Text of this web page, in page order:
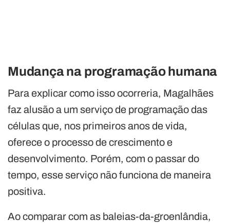
Mudança na programação humana
Para explicar como isso ocorreria, Magalhães
faz alusão a um serviço de programação das
células que, nos primeiros anos de vida,
oferece o processo de crescimento e
desenvolvimento. Porém, com o passar do
tempo, esse serviço não funciona de maneira
positiva.
Ao comparar com as baleias-da-groenlândia,